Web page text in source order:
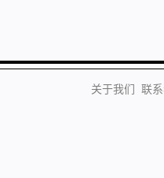
关于我们 联